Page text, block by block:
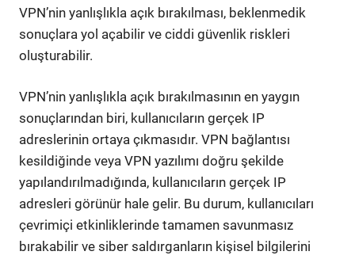
VPN’nin yanlışlıkla açık bırakılması, beklenmedik
sonuçlara yol açabilir ve ciddi güvenlik riskleri
oluşturabilir.
VPN’nin yanlışlıkla açık bırakılmasının en yaygın
sonuçlarından biri, kullanıcıların gerçek IP
adreslerinin ortaya çıkmasıdır. VPN bağlantısı
kesildiğinde veya VPN yazılımı doğru şekilde
yapılandırılmadığında, kullanıcıların gerçek IP
adresleri görünür hale gelir. Bu durum, kullanıcıları
çevrimiçi etkinliklerinde tamamen savunmasız
bırakabilir ve siber saldırganların kişisel bilgilerini